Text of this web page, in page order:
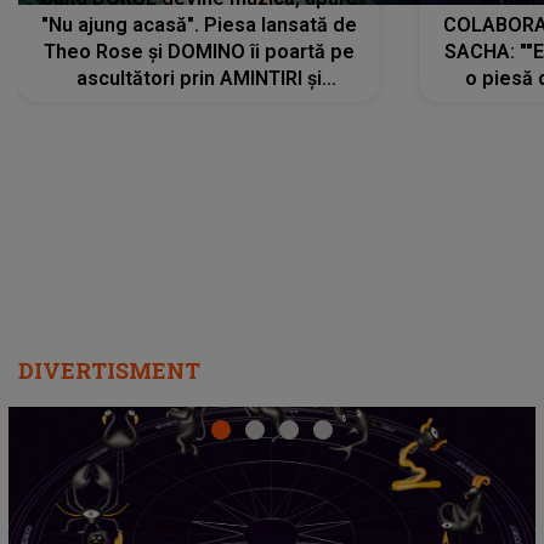
"Nu ajung acasă". Piesa lansată de
Theo Rose și DOMINO îi poartă pe
ascultători prin AMINTIRI și
SACHA:
o piesă
DIVERTISMENT